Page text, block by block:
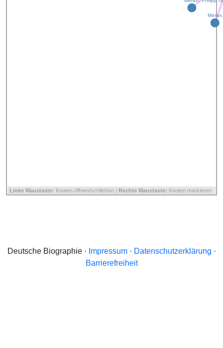
Linke Maustaste: Knoten öffnen/schließen | Rechte Maustaste: Knoten markieren
Deutsche Biographie · Impressum· Datenschutzerklärung ·
Barrierefreiheit